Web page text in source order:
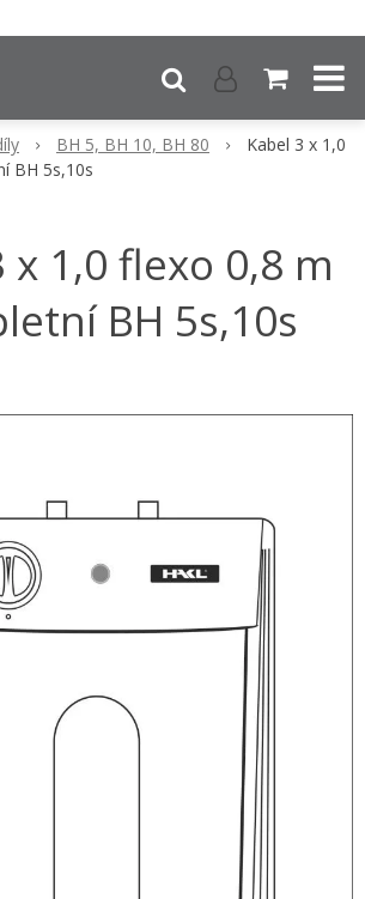
BH 5, BH 10, BH 80
Kabel 3 x 1,0
BH 5s,10s
x 1,0 flexo 0,8 m
BH 5s,10s